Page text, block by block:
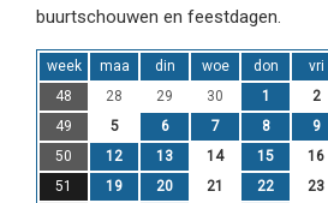
buurtschouwen en feestdagen.
week maa din woe don vri
48
28 29 30 1 2
49
5 6 7 8 9
50
12 13 14 15 16
51
19 20 21 22 23